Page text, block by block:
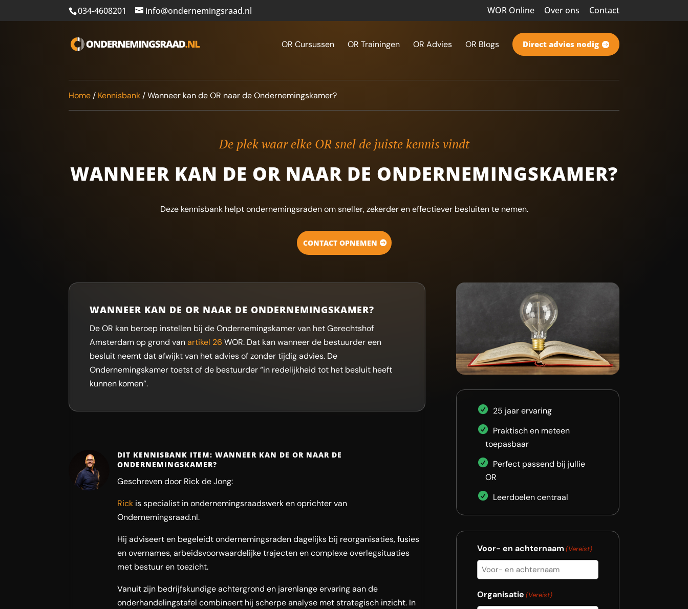
034-4608201 info@ondernemingsraad.nl WOR Online Over ons Contact
OR Cursussen OR Trainingen OR Advies OR Blogs Direct advies nodig
Home / Kennisbank /Wanneer kan de OR naar de Ondernemingskamer?
De plek waar elke OR snel de juiste kennis vindt
WANNEER KAN DE OR NAAR DE ONDERNEMINGSKAMER?
Deze kennisbank helpt ondernemingsraden om sneller, zekerder en effectiever besluiten te nemen.
CONTACT OPNEMEN
WANNEER KAN DE OR NAAR DE ONDERNEMINGSKAMER?
De OR kan beroep instellen bij de Ondernemingskamer van het Gerechtshof
Amsterdam op grond vanartikel 26 WOR. Dat kan wanneer de bestuurder een
besluit neemt dat afwijkt van het advies of zonder tijdig advies. De
Ondernemingskamer toetst of de bestuurder “in redelijkheid tot het besluit heeft
kunnen komen”.
DIT KENNISBANK ITEM: WANNEER KAN DE OR NAAR DE
ONDERNEMINGSKAMER?
Geschreven door Rick de Jong:
Rick is specialist in ondernemingsraadswerk en oprichter van
Ondernemingsraad.nl.
Hij adviseert en begeleidt ondernemingsraden dagelijks bij reorganisaties, fusies
en overnames, arbeidsvoorwaardelijke trajecten en complexe overlegsituaties
met bestuur en toezicht.
Vanuit zijn bedrijfskundige achtergrond en jarenlange ervaring aan de
onderhandelingstafel combineert hij scherpe analyse met strategisch inzicht. In
25 jaar ervaring
Praktisch en meteen
toepasbaar
Perfect passend bij jullie
OR
Leerdoelen centraal
Voor- en achternaam (Vereist)
Organisatie (Vereist)